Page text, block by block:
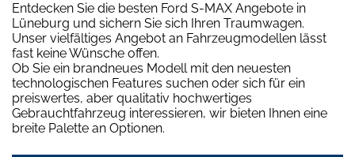
Entdecken Sie die besten Ford S-MAX Angebote in
Lüneburg und sichern Sie sich Ihren Traumwagen.
Unser vielfältiges Angebot an Fahrzeugmodellen lässt
fast keine Wünsche offen.
Ob Sie ein brandneues Modell mit den neuesten
technologischen Features suchen oder sich für ein
preiswertes, aber qualitativ hochwertiges
Gebrauchtfahrzeug interessieren, wir bieten Ihnen eine
breite Palette an Optionen.